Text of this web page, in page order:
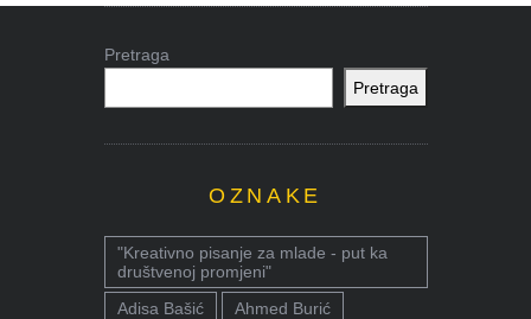
Pretraga
Pretraga
OZNAKE
"Kreativno pisanje za mlade - put ka
društvenoj promjeni"
Adisa Bašić
Ahmed Burić